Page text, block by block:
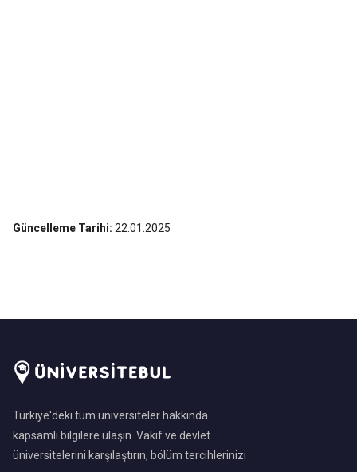
Güncelleme Tarihi: 22.01.2025
Türkiye'deki tüm üniversiteler hakkında
kapsamlı bilgilere ulaşın. Vakıf ve devlet
üniversitelerini karşılaştırın, bölüm tercihlerinizi